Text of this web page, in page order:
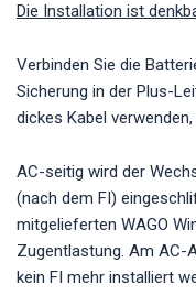
Die Installation ist
Verbinden Sie die
Sicherung in der Plus-
dickes Kabel
AC-seitig wird der
(nach dem FI)
mitgelieferten WAGO
Zugentlastung. Am AC-
kein FI mehr installiert